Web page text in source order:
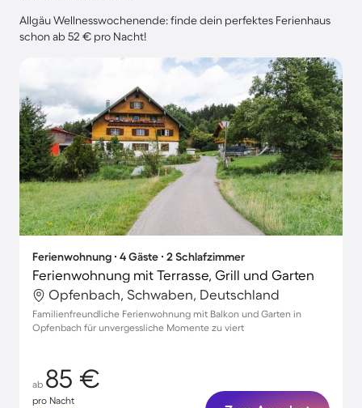
Allgäu Wellnesswochenende: finde dein perfektes Ferienhaus
schon ab 52 € pro Nacht!
Ferienwohnung ∙ 4 Gäste ∙ 2 Schlafzimmer
Ferienwohnung mit Terrasse, Grill und Garten
Opfenbach, Schwaben, Deutschland
Familienfreundliche Ferienwohnung mit Balkon und Garten in
Opfenbach für unvergessliche Momente zu viert
ab 85 €
pro Nacht